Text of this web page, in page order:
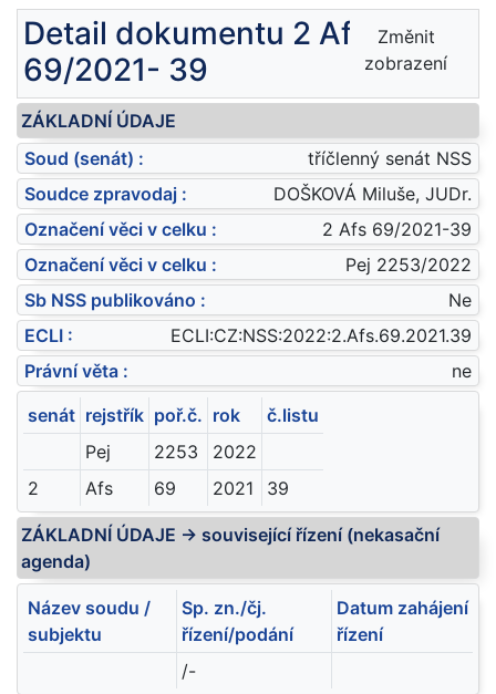
Detail dokumentu 2 Afs
69/2021- 39
Změnit
zobrazení
ZÁKLADNÍ ÚDAJE
Soud (senát) :
tříčlenný senát NSS
Soudce zpravodaj :
DOŠKOVÁ Miluše, JUDr.
Označení věci v celku :
2 Afs 69/2021-39
Označení věci v celku :
Pej 2253/2022
Sb NSS publikováno :
Ne
ECLI :
ECLI:CZ:NSS:2022:2.Afs.69.2021.39
Právní věta :
ne
senát rejstřík poř.č. rok
č.listu
Pej
2253
2022
2
Afs 69 2021 39
ZÁKLADNÍ ÚDAJE -> související řízení (nekasační
agenda)
Název soudu /
subjektu
Sp. zn./čj.
řízení/podání
Datum zahájení
řízení
/-